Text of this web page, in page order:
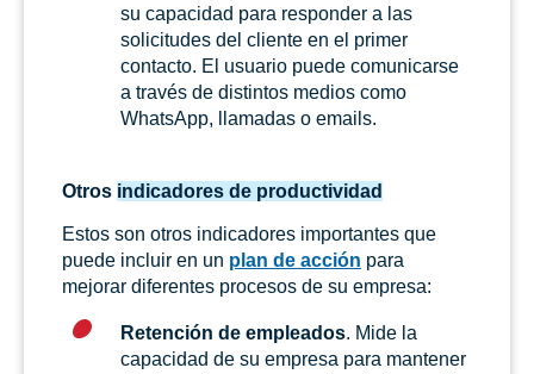
su capacidad para responder a las
solicitudes del cliente en el primer
contacto. El usuario puede comunicarse
a través de distintos medios como
WhatsApp, llamadas o emails.
Otros indicadores de productividad
Estos son otros indicadores importantes que
puede incluir en un plan de acción para
mejorar diferentes procesos de su empresa:
Retención de empleados. Mide la
capacidad de su empresa para mantener